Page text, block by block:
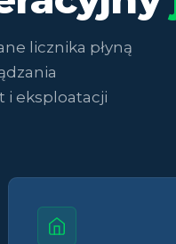
licznika płyną
i eksploatacji